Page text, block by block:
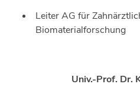
Leiter AG für
Biomaterialforschung
Univ.-Prof. Dr.